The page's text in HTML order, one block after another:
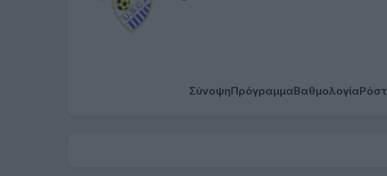
ΣύνοψηΠρόγραμμαΒαθμολογία